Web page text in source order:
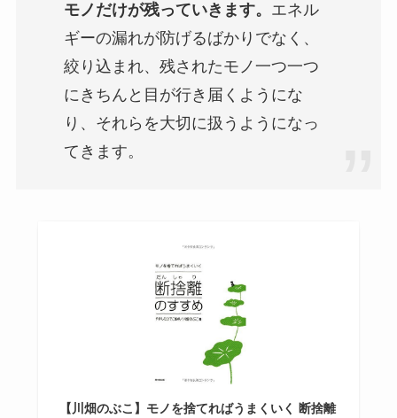
モノだけが残っていきます。 エネル
ギーの漏れが防げるばかりでなく、
絞り込まれ、残されたモノ一つ一つ
にきちんと目が行き届くようにな
り、それらを大切に扱うようになっ
てきます。
【川畑のぶこ】モノを捨てればうまくいく 断捨離